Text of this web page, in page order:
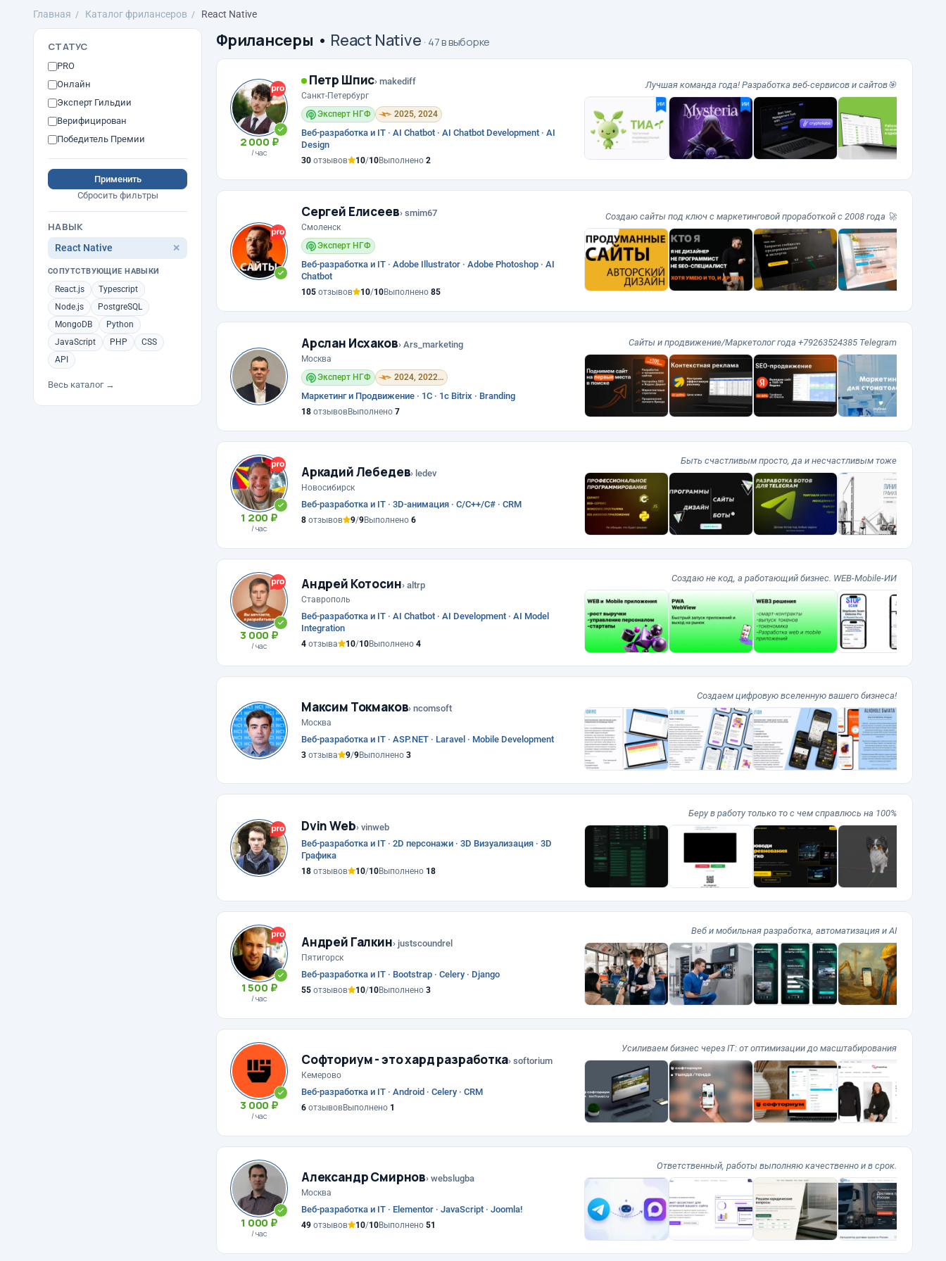
Главная Каталог фрилансеров React Native
СТАТУС
PRO
Онлайн
Эксперт Гильдии
Верифицирован
Победитель Премии
Применить
Сбросить фильтры
НАВЫК
React Native ✕
СОПУТСТВУЮЩИЕ НАВЫКИ
React.js
Typescript
Node.js
PostgreSQL
MongoDB
Python
JavaScript
PHP
CSS
API
Весь каталог →
Фрилансеры • React Native · 47 в выборке
2 000 ₽
/ час
Петр Шпис› makediff
Санкт-Петербург
Эксперт НГФ
2025, 2024
Веб-разработка и IT · AI Chatbot · AI Chatbot Development · AI
Design
30 отзывов 10/10Выполнено 2
Лучшая команда года! Разработка веб-сервисов и сайтов🎯
Сергей Елисеев› smim67
Смоленск
Эксперт НГФ
Веб-разработка и IT · Adobe Illustrator · Adobe Photoshop · AI
Chatbot
105 отзывов 10/10Выполнено 85
Создаю сайты под ключ с маркетинговой проработкой с 2008 года 🚀
Арслан Исхаков› Ars_marketing
Москва
Эксперт НГФ
2024, 2022, 2021
Маркетинг и Продвижение · 1С · 1с Bitrix · Branding
18 отзывовВыполнено 7
Сайты и продвижение/Маркетолог года +79263524385 Telegram
1 200 ₽
/ час
Аркадий Лебедев› ledev
Новосибирск
Веб-разработка и IT · 3D-анимация · C/C++/C# · CRM
8 отзывов 9/9Выполнено 6
Быть счастливым просто, да и несчастливым тоже
3 000 ₽
/ час
Андрей Котосин› altrp
Ставрополь
Веб-разработка и IT · AI Chatbot · AI Development · AI Model
Integration
4 отзыва 10/10Выполнено 4
Создаю не код, а работающий бизнес. WEB-Mobile-ИИ
Максим Токмаков› ncomsoft
Москва
Веб-разработка и IT · ASP.NET · Laravel · Mobile Development
3 отзыва 9/9Выполнено 3
Создаем цифровую вселенную вашего бизнеса!
Dvin Web› vinweb
Веб-разработка и IT · 2D персонажи · 3D Визуализация · 3D
Графика
18 отзывов 10/10Выполнено 18
Беру в работу только то с чем справлюсь на 100%
1 500 ₽
/ час
Андрей Галкин› justscoundrel
Пятигорск
Веб-разработка и IT · Bootstrap · Celery · Django
55 отзывов 10/10Выполнено 3
Веб и мобильная разработка, автоматизация и AI
3 000 ₽
/ час
Софториум - это хард разработка› softorium
Кемерово
Веб-разработка и IT · Android · Celery · CRM
6 отзывовВыполнено 1
Усиливаем бизнес через IT: от оптимизации до масштабирования
1 000 ₽
/ час
Александр Смирнов› webslugba
Москва
Веб-разработка и IT · Elementor · JavaScript · Joomla!
49 отзывов 10/10Выполнено 51
Ответственный, работы выполняю качественно и в срок.